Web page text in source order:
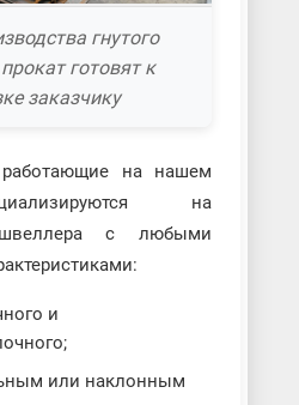
гнутого
готовят к
заказчику
работающие на нашем
на
швеллера с любыми
и
или наклонным